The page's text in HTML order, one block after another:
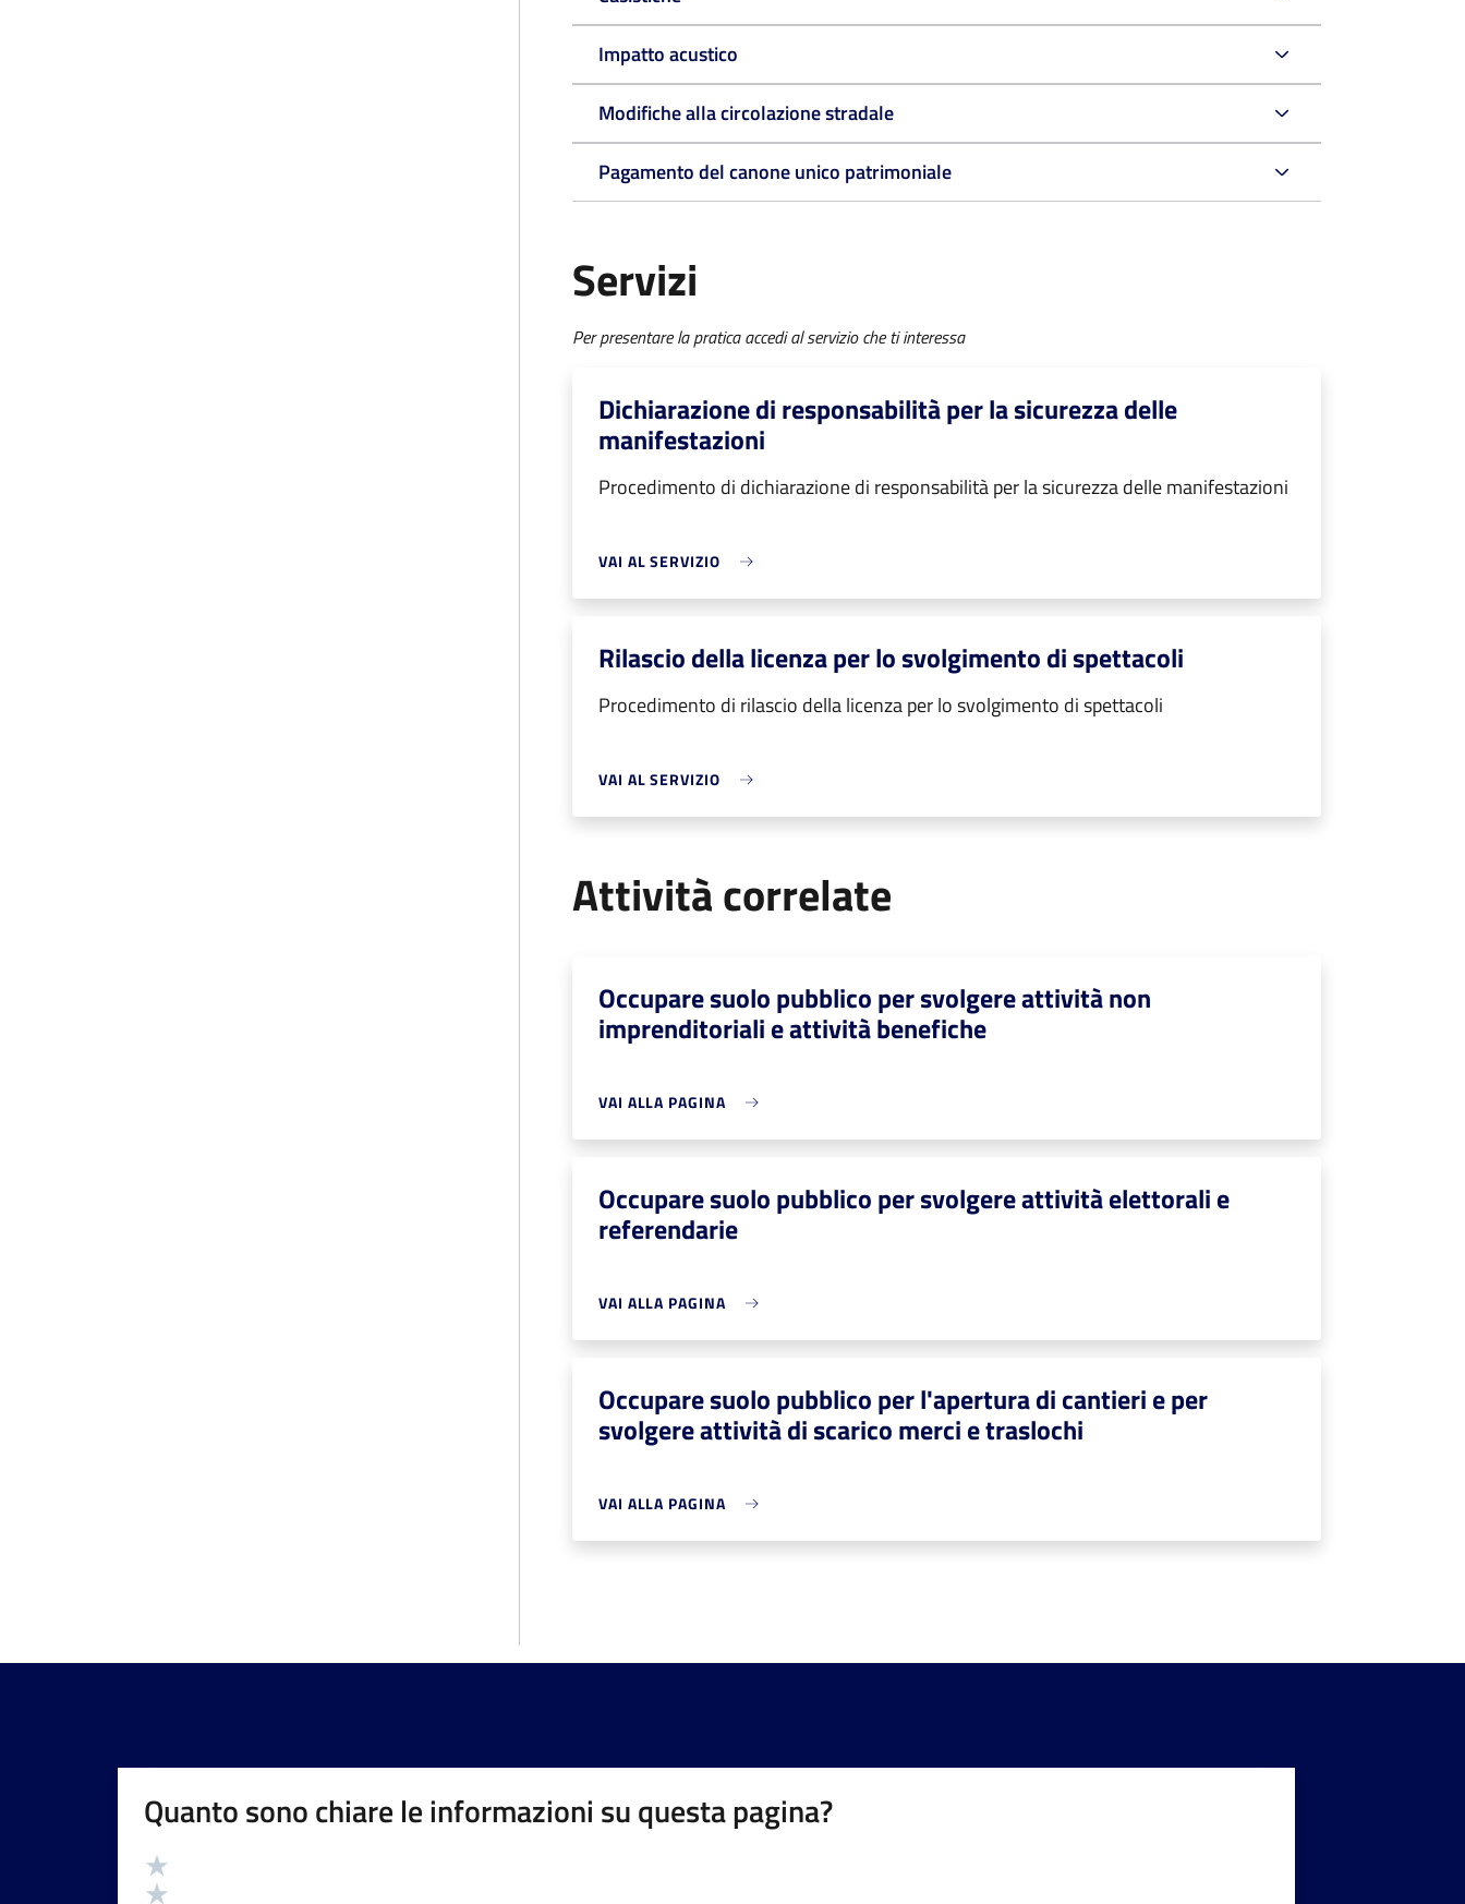
Impatto acustico
Modifiche alla circolazione stradale
Pagamento del canone unico patrimoniale
Servizi
Per presentare la pratica accedi al servizio che ti interessa
Dichiarazione di responsabilità per la sicurezza delle
manifestazioni
Procedimento di dichiarazione di responsabilità per la sicurezza delle manifestazioni
VAI AL SERVIZIO
Rilascio della licenza per lo svolgimento di spettacoli
Procedimento di rilascio della licenza per lo svolgimento di spettacoli
VAI AL SERVIZIO
Attività correlate
Occupare suolo pubblico per svolgere attività non
imprenditoriali e attività benefiche
VAI ALLA PAGINA
Occupare suolo pubblico per svolgere attività elettorali e
referendarie
VAI ALLA PAGINA
Occupare suolo pubblico per l'apertura di cantieri e per
svolgere attività di scarico merci e traslochi
VAI ALLA PAGINA
Quanto sono chiare le informazioni su questa pagina?
Valutazione